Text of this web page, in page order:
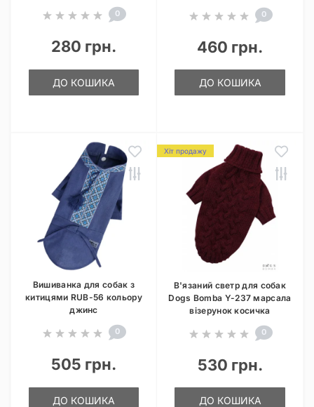
0
280 грн.
ДО КОШИКА
0
460 грн.
ДО КОШИКА
Вишиванка для собак з
китицями RUB-56 кольору
джинс
0
505 грн.
ДО КОШИКА
Хіт продажу
В'язаний светр для собак
Dogs Bomba Y-237 марсала
візерунок косичка
0
530 грн.
ДО КОШИКА